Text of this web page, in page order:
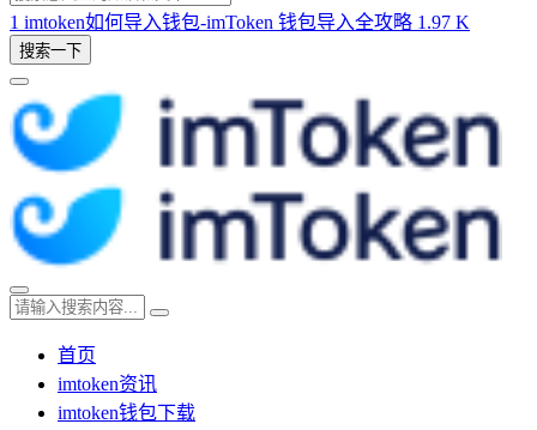
1 imtoken如何导入钱包-imToken 钱包导入全攻略 1.97 K
搜索一下
首页
imtoken资讯
imtoken钱包下载